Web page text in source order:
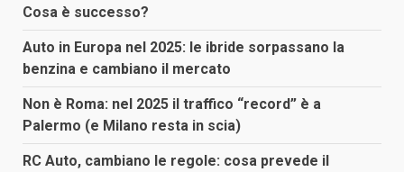
Cosa è successo?
Auto in Europa nel 2025: le ibride sorpassano la
benzina e cambiano il mercato
Non è Roma: nel 2025 il traffico “record” è a
Palermo (e Milano resta in scia)
RC Auto, cambiano le regole: cosa prevede il